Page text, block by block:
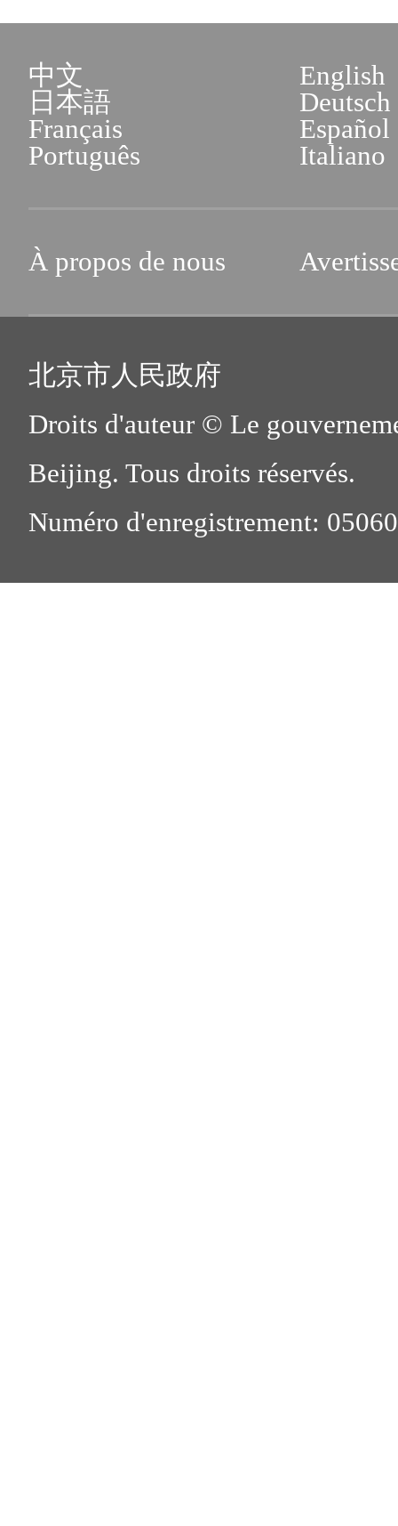
中文
English
日本語
Deutsch
Français
Español
Português
Italiano
À propos de nous
北京市人民政府
Droits d'auteur © Le
Beijing. Tous droits réservés.
Numéro d'enregistrement: